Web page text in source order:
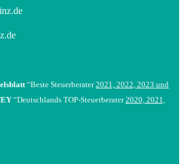
“Beste Steuerberater2021, 2022, 2023 und
“Deutschlands TOP-Steuerberater2020, 2021,